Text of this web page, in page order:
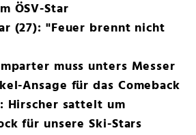
ÖSV-Star
(27): "Feuer brennt nicht
muss unters Messer
Ansage für das Comeback
Hirscher sattelt um
für unsere Ski-Stars